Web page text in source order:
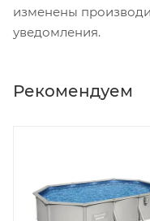
изменены
уведомления.
Рекомендуем